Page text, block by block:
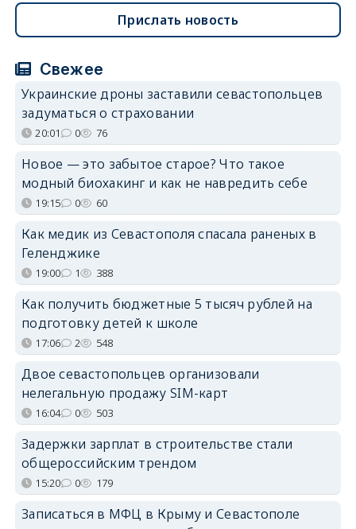
Прислать новость
Свежее
Украинские дроны заставили севастопольцев
задуматься о страховании
20:01 0 76
Новое — это забытое старое? Что такое
модный биохакинг и как не навредить себе
19:15 0 60
Как медик из Севастополя спасала раненых в
Геленджике
19:00 1 388
Как получить бюджетные 5 тысяч рублей на
подготовку детей к школе
17:06 2 548
Двое севастопольцев организовали
нелегальную продажу SIM-карт
16:04 0 503
Задержки зарплат в строительстве стали
общероссийским трендом
15:20 0 179
Записаться в МФЦ в Крыму и Севастополе